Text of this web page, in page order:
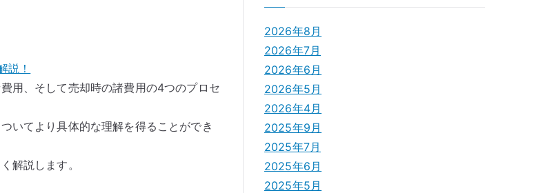
説！
用、そして売却時の諸費用の4つのプロセ
いてより具体的な理解を得ることができ
解説します。
2026年8月
2026年7月
2026年6月
2026年5月
2026年4月
2025年9月
2025年7月
2025年6月
2025年5月